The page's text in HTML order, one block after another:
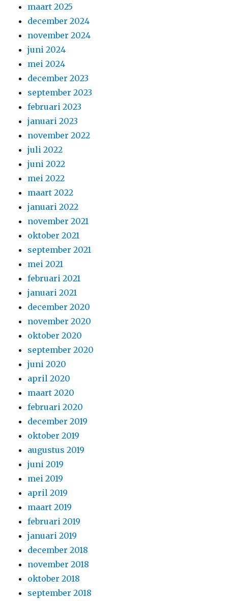
maart 2025
december 2024
november 2024
juni 2024
mei 2024
december 2023
september 2023
februari 2023
januari 2023
november 2022
juli 2022
juni 2022
mei 2022
maart 2022
januari 2022
november 2021
oktober 2021
september 2021
mei 2021
februari 2021
januari 2021
december 2020
november 2020
oktober 2020
september 2020
juni 2020
april 2020
maart 2020
februari 2020
december 2019
oktober 2019
augustus 2019
juni 2019
mei 2019
april 2019
maart 2019
februari 2019
januari 2019
december 2018
november 2018
oktober 2018
september 2018